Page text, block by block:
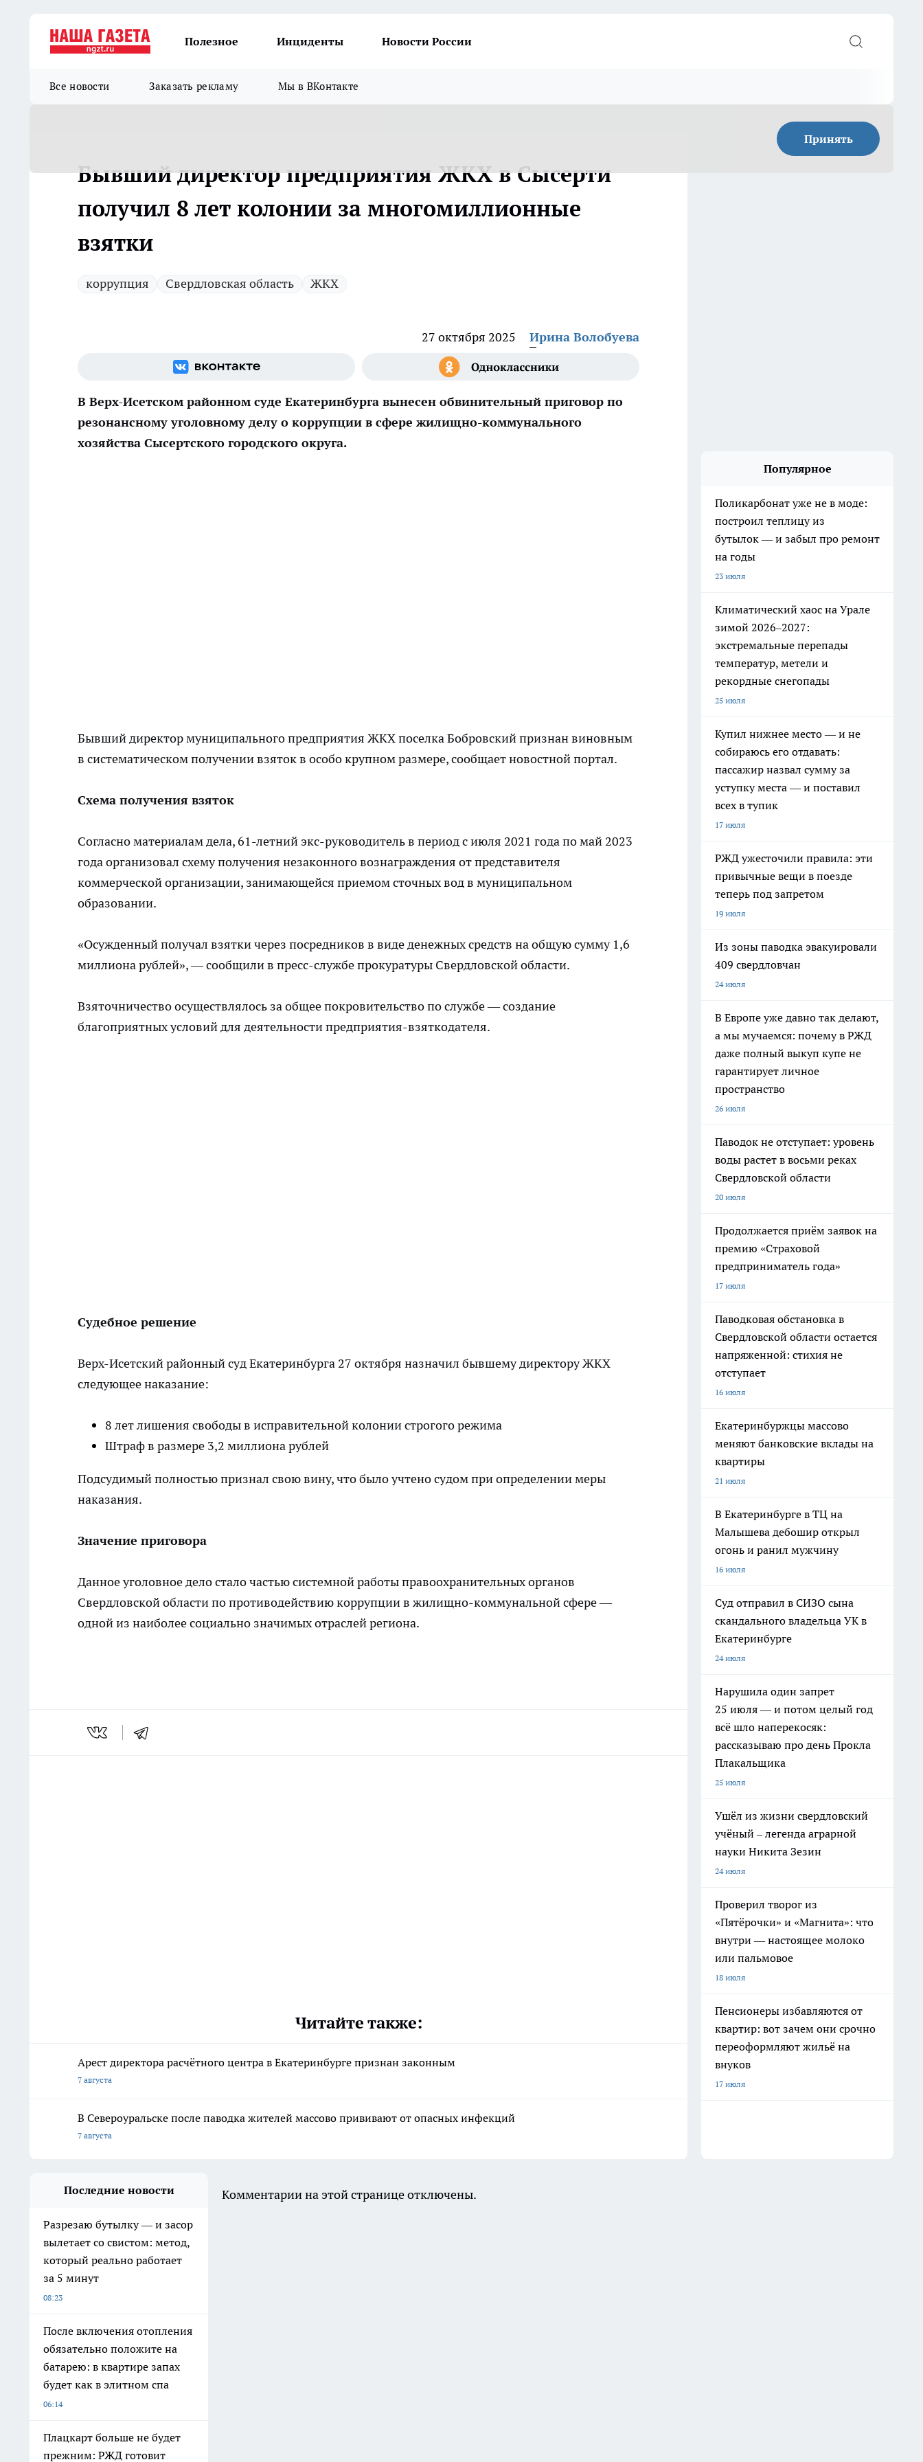
Полезное Инциденты Новости России
Все новости Заказать рекламу Мы в ВКонтакте
Принять
Бывший директор предприятия ЖКХ в Сысерти
получил 8 лет колонии за многомиллионные
взятки
коррупция Свердловская область ЖКХ
27 октября 2025 Ирина Волобуева
В Верх-Исетском районном суде Екатеринбурга вынесен обвинительный приговор по
резонансному уголовному делу о коррупции в сфере жилищно-коммунального
хозяйства Сысертского городского округа.
Бывший директор муниципального предприятия ЖКХ поселка Бобровский признан виновным
в систематическом получении взяток в особо крупном размере,сообщаетновостной портал.
Схема получения взяток
Согласно материалам дела, 61-летний экс-руководитель в период с июля 2021 года по май 2023
года организовал схему получения незаконного вознаграждения от представителя
коммерческой организации, занимающейся приемом сточных вод в муниципальном
образовании.
«Осужденный получал взятки через посредников в виде денежных средств на общую сумму 1,6
миллиона рублей», — сообщили в пресс-службе прокуратуры Свердловской области.
Взяточничество осуществлялось за общее покровительство по службе — создание
благоприятных условий для деятельности предприятия-взяткодателя.
Судебное решение
Верх-Исетский районный суд Екатеринбурга 27 октября назначил бывшему директору ЖКХ
следующее наказание:
8 лет лишения свободы в исправительной колонии строгого режима
Штраф в размере 3,2 миллиона рублей
Подсудимый полностью признал свою вину, что было учтено судом при определении меры
наказания.
Значение приговора
Данное уголовное дело стало частью системной работы правоохранительных органов
Свердловской области по противодействию коррупции в жилищно-коммунальной сфере —
одной из наиболее социально значимых отраслей региона.
Читайте также:
Арест директора расчётного центра в Екатеринбурге признан законным
7 августа
В Североуральске после паводка жителей массово прививают от опасных инфекций
7 августа
Популярное
Поликарбонат уже не в моде:
построил теплицу из
бутылок — и забыл про ремонт
на годы
23 июля
Климатический хаос на Урале
зимой 2026–2027:
экстремальные перепады
температур, метели и
рекордные снегопады
25 июля
Купил нижнее место — и не
собираюсь его отдавать:
пассажир назвал сумму за
уступку места — и поставил
всех в тупик
17 июля
РЖД ужесточили правила: эти
привычные вещи в поезде
теперь под запретом
19 июля
Из зоны паводка эвакуировали
409 свердловчан
24 июля
В Европе уже давно так делают,
а мы мучаемся: почему в РЖД
даже полный выкуп купе не
гарантирует личное
пространство
26 июля
Паводок не отступает: уровень
воды растет в восьми реках
Свердловской области
20 июля
Продолжается приём заявок на
премию «Страховой
предприниматель года»
17 июля
Паводковая обстановка в
Свердловской области остается
напряженной: стихия не
отступает
16 июля
Екатеринбуржцы массово
меняют банковские вклады на
квартиры
21 июля
В Екатеринбурге в ТЦ на
Малышева дебошир открыл
огонь и ранил мужчину
16 июля
Суд отправил в СИЗО сына
скандального владельца УК в
Екатеринбурге
24 июля
Нарушила один запрет
25 июля — и потом целый год
всё шло наперекосяк:
рассказываю про день Прокла
Плакальщика
25 июля
Ушёл из жизни свердловский
учёный – легенда аграрной
науки Никита Зезин
24 июля
Проверил творог из
«Пятёрочки» и «Магнита»: что
внутри — настоящее молоко
или пальмовое
18 июля
Пенсионеры избавляются от
квартир: вот зачем они срочно
переоформляют жильё на
внуков
17 июля
Последние новости
Разрезаю бутылку — и засор
вылетает со свистом: метод,
который реально работает
за 5 минут
08:23
После включения отопления
обязательно положите на
батарею: в квартире запах
будет как в элитном спа
06:14
Плацкарт больше не будет
прежним: РЖД готовит
Комментарии на этой странице отключены.